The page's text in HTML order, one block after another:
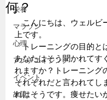
栄養
マラソン
心理
アンチエイジング
イベント
故障
何？
こんにちは、ウェルビ
上です。
「トレーニングの目的と
あなたはそう聞かれてす
れますか？トレーニング
それぞれだと言われてし
れはそうです。痩せたい